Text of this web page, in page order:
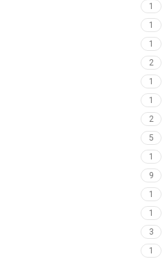
1
1
1
2
1
1
2
5
1
9
1
1
3
1